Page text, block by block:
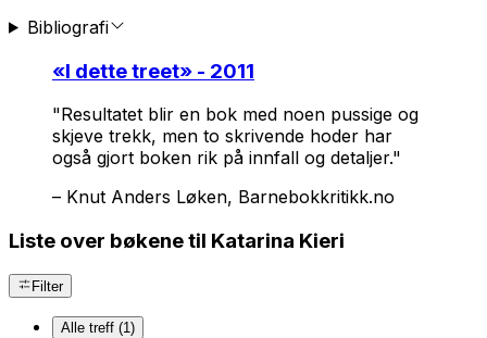
Bibliografi
«I dette treet» - 2011
"Resultatet blir en bok med noen pussige og
skjeve trekk, men to skrivende hoder har
også gjort boken rik på innfall og detaljer."
– Knut Anders Løken, Barnebokkritikk.no
Liste over bøkene til Katarina Kieri
Filter
Alle treff (1)